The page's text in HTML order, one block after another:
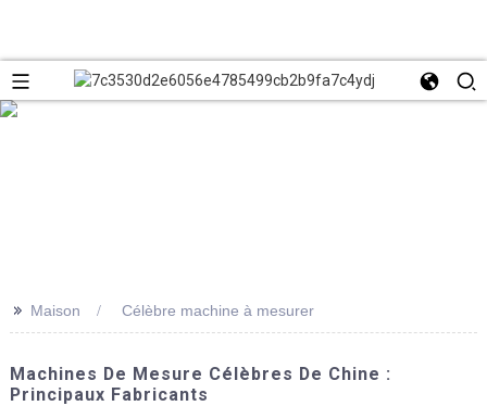
>> Maison Célèbre machine à mesurer
Machines De Mesure Célèbres De Chine :
Principaux Fabricants